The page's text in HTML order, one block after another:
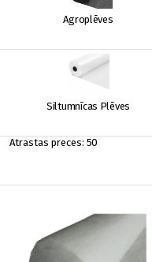
Agroplēves
Siltumnīcas Plēves
50